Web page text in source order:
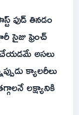
ఫుడ్ తినడం
సైజు ఫ్రెంచ్
చేయడమే అసలు
క్యాలరీలు
లక్ష్యానికి